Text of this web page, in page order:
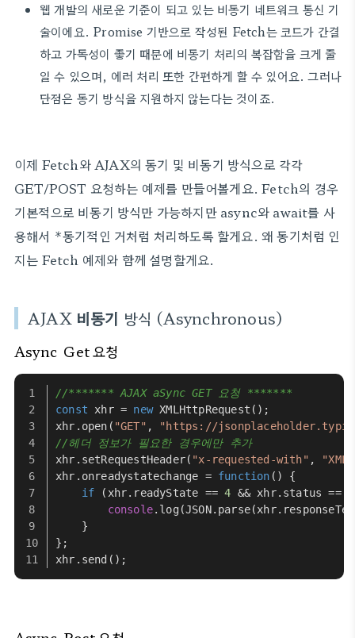
웹 개발의 새로운 기준이 되고 있는 비동기 네트워크 통신 기
술이에요. Promise 기반으로 작성된 Fetch는 코드가 간결
하고 가독성이 좋기 때문에 비동기 처리의 복잡함을 크게 줄
일 수 있으며, 에러 처리 또한 간편하게 할 수 있어요. 그러나
단점은 동기 방식을 지원하지 않는다는 것이죠.
이제 Fetch와 AJAX의 동기 및 비동기 방식으로 각각
GET/POST 요청하는 예제를 만들어볼게요. Fetch의 경우
기본적으로 비동기 방식만 가능하지만 async와 await를 사
용해서 *동기적인 거처럼 처리하도록 할게요. 왜 동기처럼 인
지는 Fetch 예제와 함께 설명할게요.
AJAX 비동기 방식 (Asynchronous)
Async Get 요청
//******* AJAX aSync GET 요청 *******
const xhr = new XMLHttpRequest ();
xhr. open ( "GET" ,
"https://
//헤더 정보가 필요한 경우에만 추가
xhr. setRequestHeader( "x-requested-with" ,
xhr. onreadystatechange = function ( ) {
if (xhr. readyState == 4 && xhr. status ==
console. log(JSON. parse(xhr.
    }
};
xhr. send ();